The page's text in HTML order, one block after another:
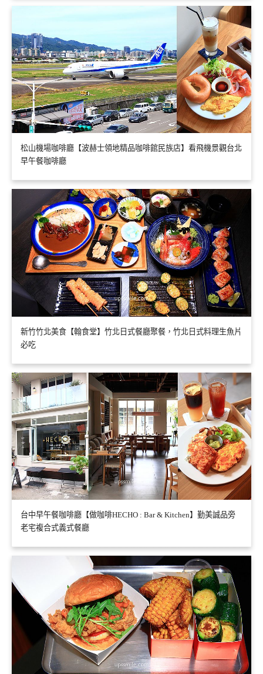
松山機場咖啡廳【波赫士領地精品咖啡館民族店】看飛機景觀台北
早午餐咖啡廳
新竹竹北美食【翰食堂】竹北日式餐廳聚餐，竹北日式料理生魚片
必吃
台中早午餐咖啡廳【做咖啡HECHO : Bar & Kitchen】勤美誠品旁
老宅複合式義式餐廳